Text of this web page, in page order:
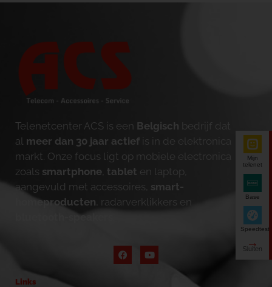
Telenetcenter ACS is een Belgisch bedrijf dat
al meer dan 30 jaar actief is in de elektronica
markt. Onze focus ligt op mobiele electronica
zoals smartphone tablet en laptop,
aangevuld met accessoires, smart-
homeproducten , radarverklikkers en
bluetooth-speakers
Links
Mijn
telenet
Base
Speedtest